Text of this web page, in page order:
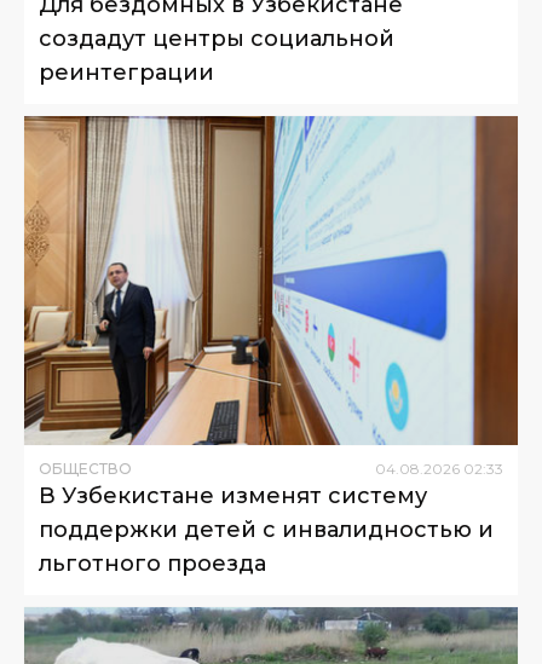
создадут центры социальной
реинтеграции
ОБЩЕСТВО 04.08.2026 02:33
В Узбекистане изменят систему
поддержки детей с инвалидностью и
льготного проезда